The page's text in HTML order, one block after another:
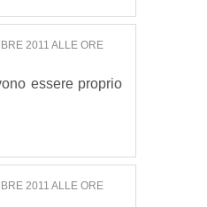
2011 ALLE ORE
essere proprio
2011 ALLE ORE